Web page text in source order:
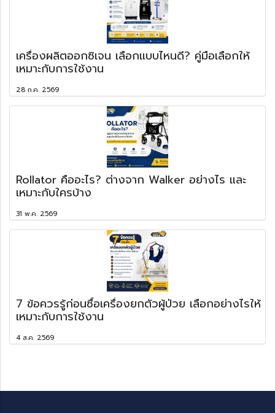
เครื่องผลิตออกซิเจน เลือกแบบไหนดี? คู่มือเลือกให้
เหมาะกับการใช้งาน
28 ก.ค. 2569
Rollator คืออะไร? ต่างจาก Walker อย่างไร และ
เหมาะกับใครบ้าง
31 พ.ค. 2569
7 ข้อควรรู้ก่อนซื้อเครื่องยกตัวผู้ป่วย เลือกอย่างไรให้
เหมาะกับการใช้งาน
4 ส.ค. 2569